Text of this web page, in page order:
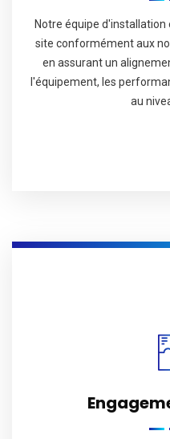
Notre équipe
site conformément aux
en assurant un
l'équipement, les
au